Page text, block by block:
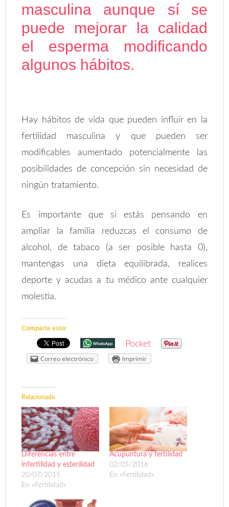
masculina aunque sí se
puede mejorar la calidad
el esperma modificando
algunos hábitos.
Hay hábitos de vida que pueden influir en la
fertilidad masculina y que pueden ser
modificables aumentado potencialmente las
posibilidades de concepción sin necesidad de
ningún tratamiento.
Es importante que si estás pensando en
ampliar la familia reduzcas el consumo de
alcohol, de tabaco (a ser posible hasta 0),
mantengas una dieta equilibrada, realices
deporte y acudas a tu médico ante cualquier
molestia.
Comparte esto:
Pocket
Correo electrónico Imprimir
Relacionado
Diferencias entre
infertilidad y esterilidad
20/07/2015
En «Fertilidad»
Acupuntura y fertilidad
02/05/2016
En «Fertilidad»